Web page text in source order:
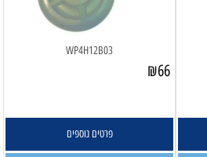
WP4H12B03
₪66
פרטים נוספים